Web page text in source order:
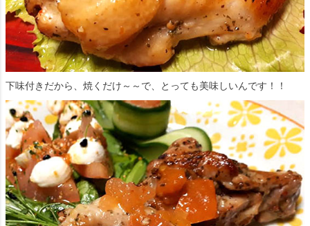
下味付きだから、焼くだけ～～で、とっても美味しいんです！！